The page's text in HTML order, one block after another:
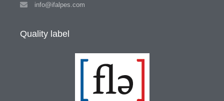
info@ifalpes.com
Quality label